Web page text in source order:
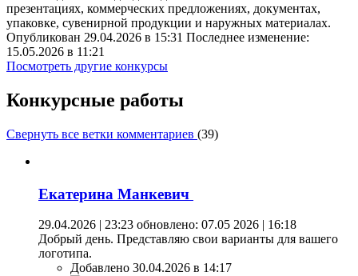
презентациях, коммерческих предложениях, документах,
упаковке, сувенирной продукции и наружных материалах.
Опубликован 29.04.2026 в 15:31 Последнее изменение:
15.05.2026 в 11:21
Посмотреть другие конкурсы
Конкурсные работы
Свернуть все ветки комментариев (39)
Екатерина Манкевич
29.04.2026 | 23:23 обновлено: 07.05 2026 | 16:18
Добрый день. Представляю свои варианты для вашего
логотипа.
Добавлено 30.04.2026 в 14:17